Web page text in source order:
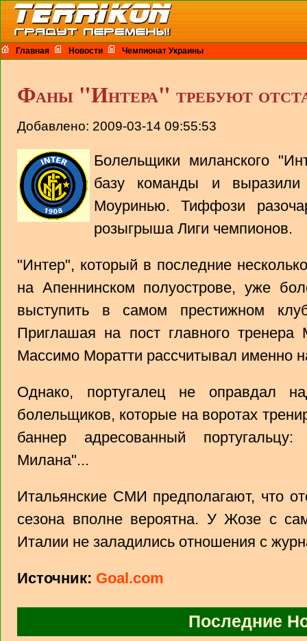
Главная Новости Чемпионат Украины
Фаны "Интера" требуют
Добавлено: 2009-03-14 09:55:53
Болельщики миланского
базу команды и выразили
Моуринью. Тиффози
розыгрыша Лиги чемпионов.
"Интер", который в последние
на Апеннинском полуострове, уже
выступить в самом престижном
Приглашая на пост главного
Массимо Моратти рассчитывал именно
Однако, португалец не оправдал
болельщиков, которые на воротах
баннер адресованный
Милана"...
Итальянские СМИ предполагают, что
сезона вполне вероятна. У Жозе с
Италии не заладились отношения с
Источник: Goal.com
Последние